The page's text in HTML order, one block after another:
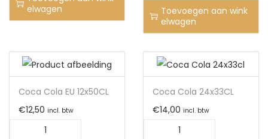
elwagen
Toevoegen aan wink
elwagen
Coca Cola EU 12x50CL
€12,50 incl. btw
Coca Cola 24x33CL
€14,00 incl. btw